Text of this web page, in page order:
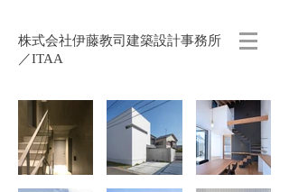
株式会社伊藤教司建築設計事務所
／ITAA